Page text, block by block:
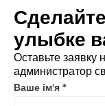
улыбке
Оставьте заявку
администратор
Ваше ім'я *